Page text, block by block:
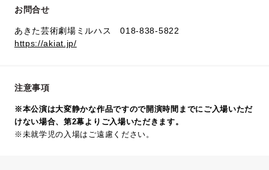
お問合せ
あきた芸術劇場ミルハス 018-838-5822
https://akiat.jp/
注意事項
※本公演は大変静かな作品ですので開演時間までにご入場いただ
けない場合、第2幕よりご入場いただきます。
※未就学児の入場はご遠慮ください。